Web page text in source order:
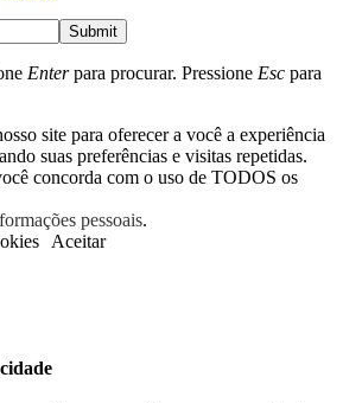
Submit
Enterpara procurar. Pressione Esc para
site para oferecer a você a experiência
suas preferências e visitas repetidas.
concorda com o uso de TODOS os
pessoais.
Aceitar